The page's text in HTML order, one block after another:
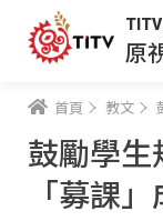
TITV
原
首頁 教文
鼓勵學生
「募課